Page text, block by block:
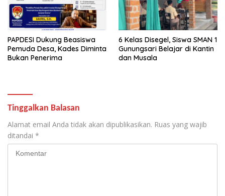
PAPDESI Dukung Beasiswa
Pemuda Desa, Kades Diminta
Bukan Penerima
6 Kelas Disegel, Siswa SMAN 1
Gunungsari Belajar di Kantin
dan Musala
Tinggalkan Balasan
Alamat email Anda tidak akan dipublikasikan. Ruas yang wajib
ditandai *